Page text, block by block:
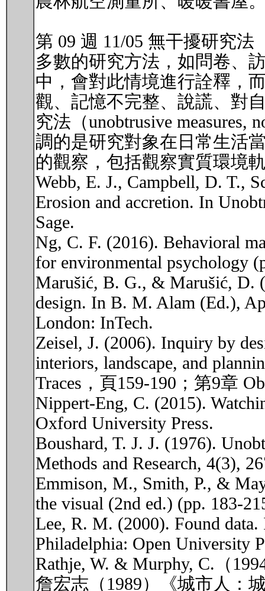
第 09 週 11/05 無干擾研究法
多數的研究方法，如問卷、
中，會對此情境進行詮釋，
觀、記憶不完整、說謊、對
究法（unobtrusive
調的是研究對象在日常生活
的觀察，包括觀察實質環境
Webb, E. J., Campbell, D. T.,
Erosion and accretion. In
Sage.
Ng, C. F. (2016). Behavioral
for environmental psychology
Marušić, B. G., & Marušić, D.
design. In B. M. Alam (Ed.),
London: InTech.
Zeisel, J. (2006). Inquiry by
interiors, landscape, and
Traces，頁159-190；第9章
Nippert-Eng, C. (2015).
Oxford University Press.
Boushard, T. J. J. (1976).
Methods and Research, 4(3),
Emmison, M., Smith, P., &
the visual (2nd ed.) (pp. 183-
Lee, R. M. (2000). Found
Philadelphia: Open University
Rathje, W. & Murphy, C.（
詹宏志（1989）《城市人：